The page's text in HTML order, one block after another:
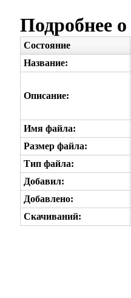
Подробнее о
Состояние
Название:
Описание:
Имя файла:
Размер файла:
Тип файла:
Добавил:
Добавлено:
Скачиваний: